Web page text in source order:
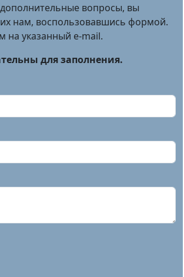
дополнительные вопросы, вы
нам, воспользовавшись формой.
на указанный e-mail.
для заполнения.